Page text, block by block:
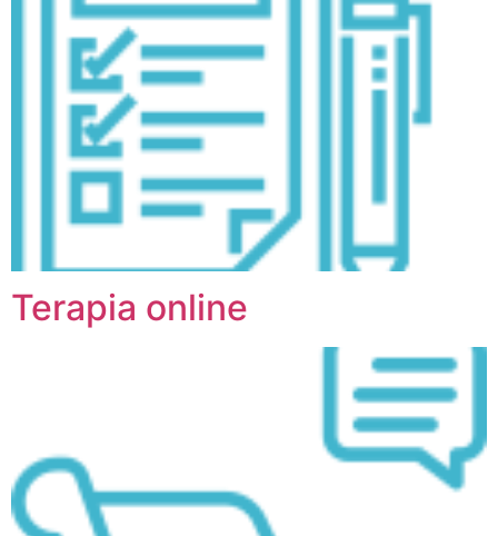
Terapia online